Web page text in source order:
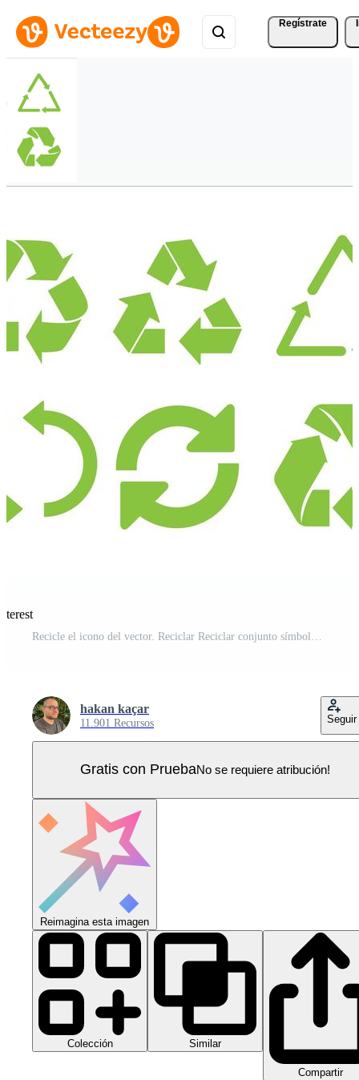
Regístrate
hakan kaçar
11.901 Recursos Seguir
Gratis con PruebaNo se requiere atribución!
Reimagina esta imagen
Colección Similar
Compartir